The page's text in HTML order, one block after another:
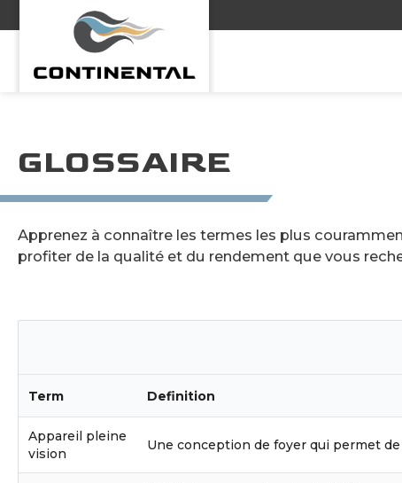
GLOSSAIRE
Apprenez à connaître les termes les plus
profiter de la qualité et du rendement que vous
Term Definition
Appareil pleine
vision
Une conception de foyer qui permet